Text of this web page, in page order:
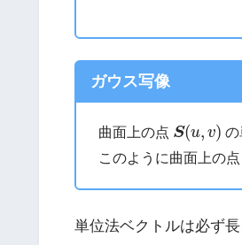
ガウス写像
曲面上の点 S(u, v)
S(u ) の
このように曲面上の
単位法ベクトルは必ず